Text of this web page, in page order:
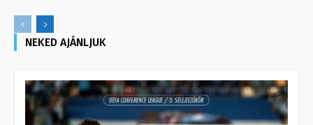
NEKED AJÁNLJUK